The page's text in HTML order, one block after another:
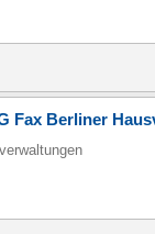
Fax Berliner